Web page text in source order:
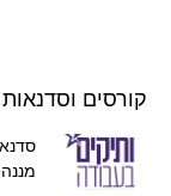
קורסים וסדנאות
מננה